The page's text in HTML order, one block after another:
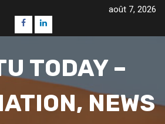
août 7, 2026
FacebookLinkedin
TODAY –
NEWS